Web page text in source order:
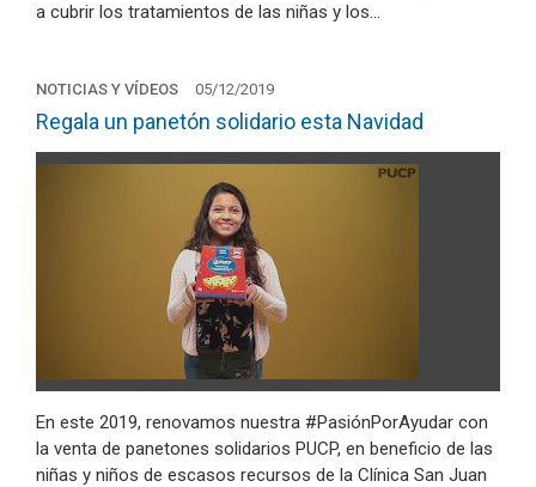
a cubrir los tratamientos de las niñas y los…
NOTICIAS Y VÍDEOS 05/12/2019
Regala un panetón solidario esta Navidad
En este 2019, renovamos nuestra #PasiónPorAyudar con
la venta de panetones solidarios PUCP, en beneficio de las
niñas y niños de escasos recursos de la Clínica San Juan